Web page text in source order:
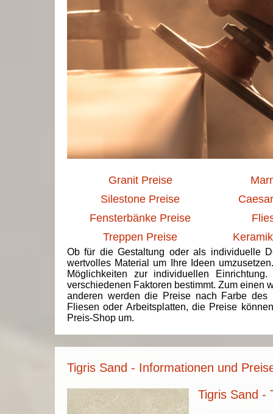
Granit Preise
Silestone Preise
Fensterbänke Preise
Treppen Preise
Ob für die Gestaltung oder als individuelle
wertvolles Material um Ihre Ideen
Möglichkeiten zur individuellen
verschiedenen Faktoren bestimmt. Zum einen
anderen werden die Preise nach Farbe des
Fliesen oder Arbeitsplatten, die Preise
Preis-Shop um.
Tigris Sand - Informationen und
Tigris Sand -